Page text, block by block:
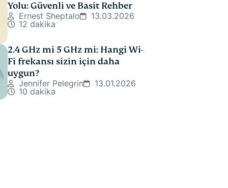
Yolu: Güvenli ve Basit Rehber
Ernest Sheptalo
13.03.2026
12 dakika
2.4 GHz mi 5 GHz mi: Hangi Wi-
Fi frekansı sizin için daha
uygun?
Jennifer Pelegrin
13.01.2026
10 dakika